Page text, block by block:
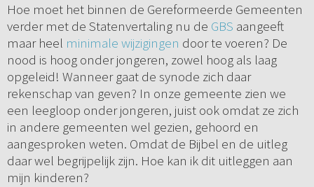
Hoe moet het binnen de Gereformeerde Gemeenten
verder met de Statenvertaling nu de GBS aangeeft
maar heel minimale wijzigingen door te voeren? De
nood is hoog onder jongeren, zowel hoog als laag
opgeleid! Wanneer gaat de synode zich daar
rekenschap van geven? In onze gemeente zien we
een leegloop onder jongeren, juist ook omdat ze zich
in andere gemeenten wel gezien, gehoord en
aangesproken weten. Omdat de Bijbel en de uitleg
daar wel begrijpelijk zijn. Hoe kan ik dit uitleggen aan
mijn kinderen?